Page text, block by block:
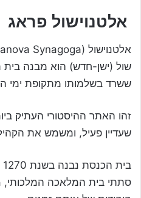
אלטנוישול פראג
שול (ישן-חדש) הוא מבנה בית
ששרד בשלמותו מתקופת ימי
זהו האתר ההיסטורי העתיק
שעדיין פעיל, ומשמש את
סתתי בית המלאכה המלכותי,